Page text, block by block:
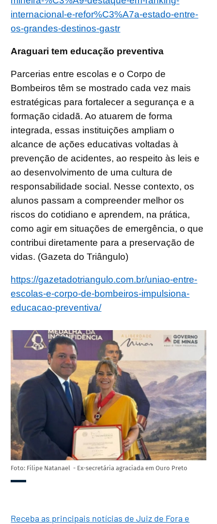
internacional-e-refor%C3%A7a-estado-entre-
os-grandes-destinos-gastr
Araguari tem educação preventiva
Parcerias entre escolas e o Corpo de
Bombeiros têm se mostrado cada vez mais
estratégicas para fortalecer a segurança e a
formação cidadã. Ao atuarem de forma
integrada, essas instituições ampliam o
alcance de ações educativas voltadas à
prevenção de acidentes, ao respeito às leis e
ao desenvolvimento de uma cultura de
responsabilidade social. Nesse contexto, os
alunos passam a compreender melhor os
riscos do cotidiano e aprendem, na prática,
como agir em situações de emergência, o que
contribui diretamente para a preservação de
vidas. (Gazeta do Triângulo)
https://gazetadotriangulo.com.br/uniao-entre-
escolas-e-corpo-de-bombeiros-impulsiona-
educacao-preventiva/
Foto: Filipe Natanael - Ex-secretária agraciada em Ouro Preto
Receba as principais notícias de Juiz de Fora e